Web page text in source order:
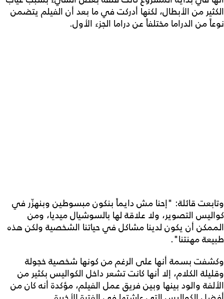
الكثير من الأبطال، لكنها أدركت في ما بعد أن الفيلم يتضمن
نوعاً من الدراما مختلفاً عن دراما الجزء الأول.
وتابعت قائلة: "إحنا مش دايماً بنكون مبسوطين وبنهزّر في
كواليس التصوير، ولا علاقة لها بالسوشيال ميديا، ومن
الممكن أن يكون لدينا مشاكل في حياتنا الشخصية ولكن هذه
طبيعة مهنتنا".
وكشفت بسمة أنها على الرغم من كونها شخصية خجولة
وقليلة الكلام، إلا أنها كانت تشعر داخل الكواليس بكثير من
الألفة والود بينها وبين فريق عمل الفيلم، مؤكدة أنه كان من